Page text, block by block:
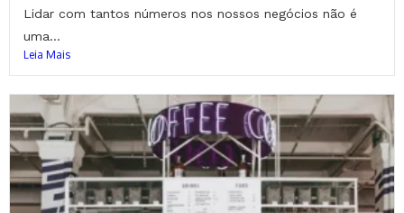
Lidar com tantos números nos nossos negócios não é
uma...
Leia Mais